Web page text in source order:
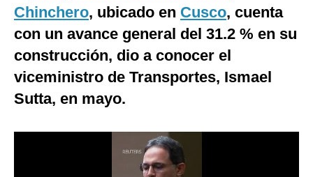
España
Internacional
Tecnología
Chinchero, ubicado en Cusco, cuenta
con un avance general del 31.2 % en su
construcción, dio a conocer el
viceministro de Transportes, Ismael
Sutta, en mayo.